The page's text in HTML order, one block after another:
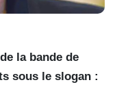
la bande de
sous le slogan :